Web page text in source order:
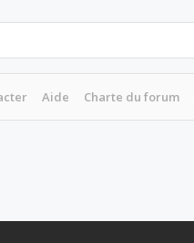
Aide Charte du forum